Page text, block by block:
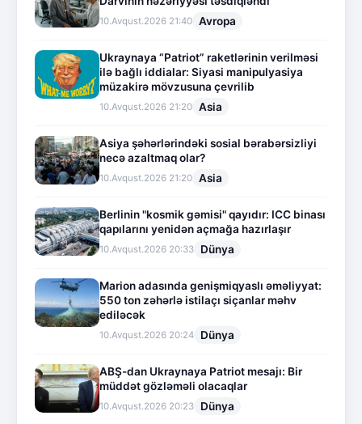
10.Avqust.2026 21:40 Avropa
Ukraynaya “Patriot” raketlərinin verilməsi
ilə bağlı iddialar: Siyasi manipulyasiya
müzakirə mövzusuna çevrilib
10.Avqust.2026 21:20 Asia
Asiya şəhərlərindəki sosial bərabərsizliyi
necə azaltmaq olar?
10.Avqust.2026 21:20 Asia
Berlinin "kosmik gəmisi" qayıdır: ICC binası
qapılarını yenidən açmağa hazırlaşır
10.Avqust.2026 20:33 Dünya
Marion adasında genişmiqyaslı əməliyyat:
550 ton zəhərlə istilaçı siçanlar məhv
ediləcək
10.Avqust.2026 20:24 Dünya
ABŞ-dan Ukraynaya Patriot mesajı: Bir
müddət gözləməli olacaqlar
10.Avqust.2026 20:23 Dünya